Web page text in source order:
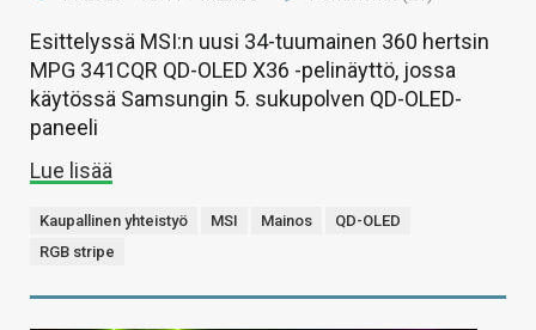
Esittelyssä MSI:n uusi 34-tuumainen 360 hertsin
MPG 341CQR QD-OLED X36 -pelinäyttö, jossa
käytössä Samsungin 5. sukupolven QD-OLED-
paneeli
Lue lisää
Kaupallinen yhteistyö MSI Mainos
QD-OLED
RGB stripe